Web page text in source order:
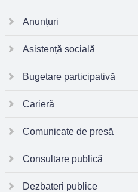
Anunțuri
Asistență socială
Bugetare participativă
Carieră
Comunicate de presă
Consultare publică
Dezbateri publice